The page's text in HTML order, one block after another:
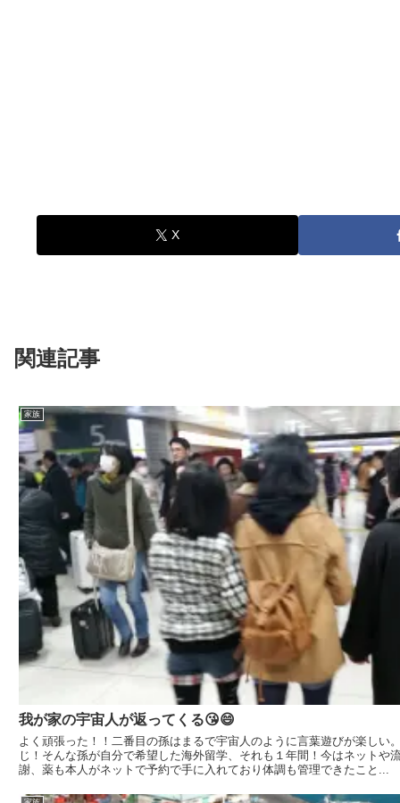
X
関連記事
家族
我が家の宇宙人が返ってくる😘😄
よく頑張った！！二番目の孫はまるで宇宙人のように言葉遊びが楽しい
じ！そんな孫が自分で希望した海外留学、それも１年間！今はネットや
謝、薬も本人がネットで予約で手に入れており体調も管理できたこと...